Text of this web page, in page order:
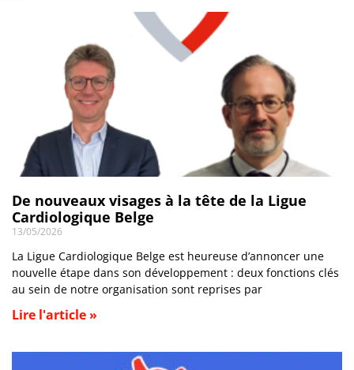
De nouveaux visages à la tête de la Ligue
Cardiologique Belge
13/05/2026
La Ligue Cardiologique Belge est heureuse d’annoncer une
nouvelle étape dans son développement : deux fonctions clés
au sein de notre organisation sont reprises par
Lire l'article »